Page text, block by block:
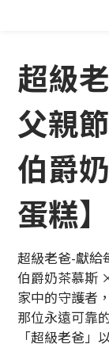
超級
父親
伯爵
蛋糕】
超級老爸-獻給
伯爵奶茶慕斯
家中的守護者
那位永遠可靠
「超級老爸